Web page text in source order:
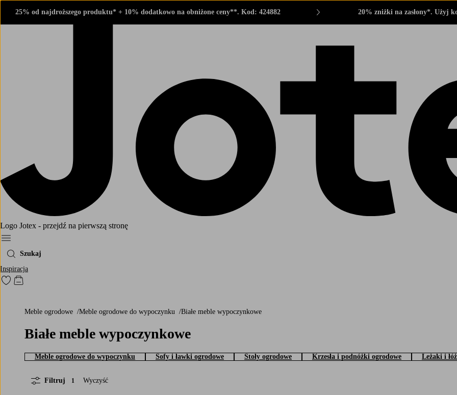
25% od najdroższego produktu* + 10% dodatkowo na obniżone ceny**. Kod: 424882 20% zniżki na zasłony*. Użyj
Logo Jotex - przejdź na pierwszą stronę
Menu
Szukaj
Inspiracja
Przejdź do ulubionych oznaczonych produktów
Przejdź do koszyka
Meble ogrodowe Meble ogrodowe do wypoczynku Białe meble wypoczynkowe
Białe meble wypoczynkowe
Meble ogrodowe do wypoczynku Sofy i ławki ogrodowe Stoły ogrodowe Krzesła i podnóżki ogrodowe Leżaki i
Filtruj 1 Wyczyść